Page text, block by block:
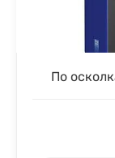
По